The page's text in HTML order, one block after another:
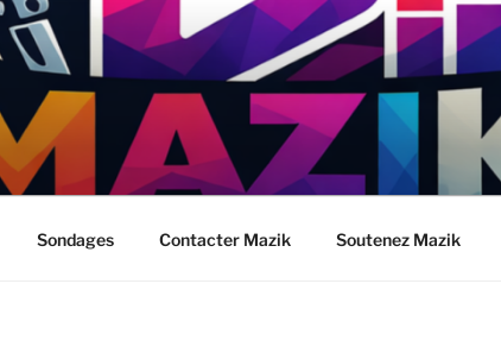
Sondages Contacter Mazik Soutenez Mazik